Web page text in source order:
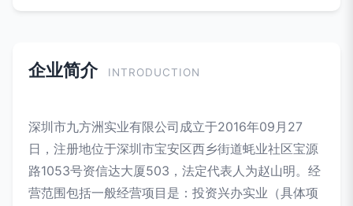
企业简介 INTRODUCTION
深圳市九方洲实业有限公司成立于2016年09月27
日，注册地位于深圳市宝安区西乡街道蚝业社区宝源
路1053号资信达大厦503，法定代表人为赵山明。经
营范围包括一般经营项目是：投资兴办实业（具体项